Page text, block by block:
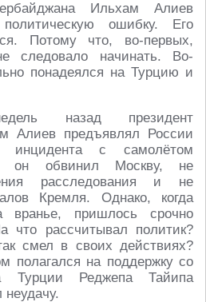
Ильхам Алиев
ошибку. Его
Потому что, во-первых,
следовало начинать. Во-
понадеялся на Турцию и
назад президент
Алиев предъявлял России
инцидента с самолётом
он обвинил Москву, не
расследования и не
Кремля. Однако, когда
пришлось срочно
что рассчитывал политик?
смел в своих действиях?
полагался на поддержку со
Турции Реджепа Тайипа
неудачу.